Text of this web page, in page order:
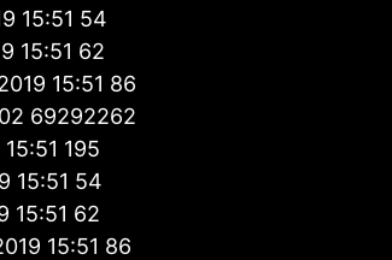
15:51 54
15:51 62
15:51 86
69292262
195
15:51 54
15:51 62
15:51 86